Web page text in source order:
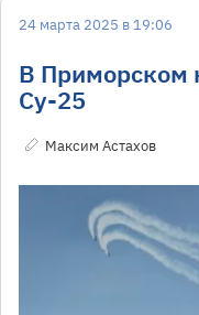
24 марта 2025 в 19:06
В Приморском
Су-25
Максим Астахов